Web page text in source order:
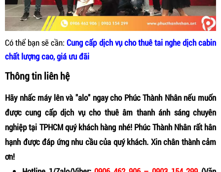
Có thể bạn sẽ cần:Cung cấp dịch vụ cho thuê tai nghe dịch cabin
chất lượng cao, giá ưu đãi
Thông tin liên hệ
Hãy nhấc máy lên và "alo" ngay cho Phúc Thành Nhân nếu muốn
được cung cấp dịch vụ cho thuê âm thanh ánh sáng chuyên
nghiệp tại TPHCM quý khách hàng nhé! Phúc Thành Nhân rất hân
hạnh được đáp ứng nhu cầu của quý khách. Xin chân thành cảm
ơn!